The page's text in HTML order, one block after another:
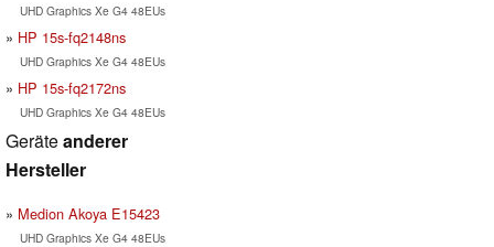
UHD Graphics Xe G4 48EUs
HP 15s-fq2148ns
UHD Graphics Xe G4 48EUs
HP 15s-fq2172ns
UHD Graphics Xe G4 48EUs
Geräteanderer
Hersteller
Medion Akoya E15423
UHD Graphics Xe G4 48EUs